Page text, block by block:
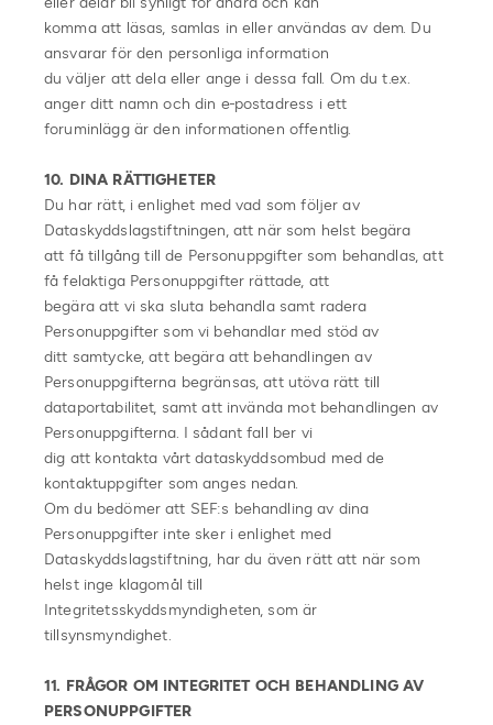
komma att läsas, samlas in eller användas av dem. Du
ansvarar för den personliga information
du väljer att dela eller ange i dessa fall. Om du t.ex.
anger ditt namn och din e-postadress i ett
foruminlägg är den informationen offentlig.
10. DINA RÄTTIGHETER
Du har rätt, i enlighet med vad som följer av
Dataskyddslagstiftningen, att när som helst begära
att få tillgång till de Personuppgifter som behandlas, att
få felaktiga Personuppgifter rättade, att
begära att vi ska sluta behandla samt radera
Personuppgifter som vi behandlar med stöd av
ditt samtycke, att begära att behandlingen av
Personuppgifterna begränsas, att utöva rätt till
dataportabilitet, samt att invända mot behandlingen av
Personuppgifterna. I sådant fall ber vi
dig att kontakta vårt dataskyddsombud med de
kontaktuppgifter som anges nedan.
Om du bedömer att SEF:s behandling av dina
Personuppgifter inte sker i enlighet med
Dataskyddslagstiftning, har du även rätt att när som
helst inge klagomål till
Integritetsskyddsmyndigheten, som är
tillsynsmyndighet.
11. FRÅGOR OM INTEGRITET OCH BEHANDLING AV
PERSONUPPGIFTER